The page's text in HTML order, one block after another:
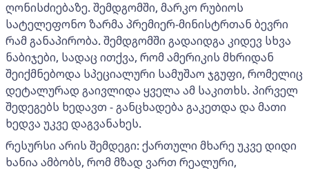
ღონისძიებაზე. შემდგომში, მარკო რუბიოს
სატელეფონო ზარმა პრემიერ-მინისტრთან ბევრი
რამ განაპირობა. შემდგომში გადაიდგა კიდევ სხვა
ნაბიჯები, სადაც ითქვა, რომ ამერიკის მხრიდან
შეიქმნებოდა სპეციალური სამუშაო ჯგუფი, რომელიც
დეტალურად გაივლიდა ყველა ამ საკითხს. პირველ
შედეგებს ხედავთ - განცხადება გაკეთდა და მათი
ხედვა უკვე დაგვანახეს.
რესურსი არის შემდეგი: ქართული მხარე უკვე დიდი
ხანია ამბობს, რომ მზად ვართ რეალური,